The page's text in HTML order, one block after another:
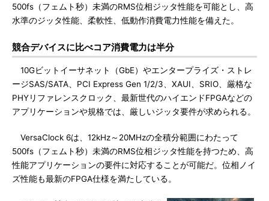
500fs（フェムト秒）未満のRMS位相ジッタ性能を可能とし、高
水準のジッタ性能、柔軟性、低動作消費電力性能を備えた。
競合デバイスに比べコア消費電力は半分
10Gビットイーサネット（GbE）やエンタープライズ・ストレ
ージSAS/SATA、PCI Express Gen 1/2/3、XAUI、SRIO、厳格な
PHYリファレンスクロック、最新世代のハイエンドFPGAなどの
アプリケーションや規格では、厳しいジッタ要件が求められる。
VersaClock 6は、12kHz～20MHzの全積分範囲にわたって
500fs（フェムト秒）未満のRMS位相ジッタ性能を持つため、高
性能アプリケーションの要件に対応することが可能だ。位相ノイ
ズ性能も最新のFPGA仕様を満たしている。